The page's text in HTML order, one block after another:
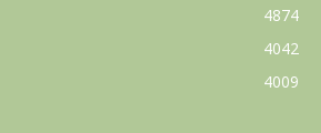
4874
4042
4009